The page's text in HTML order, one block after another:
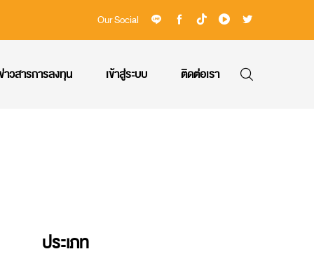
Our Social
าวสารการลงทุน เข้าสู่ระบบ ติดต่อเรา
ประเภท